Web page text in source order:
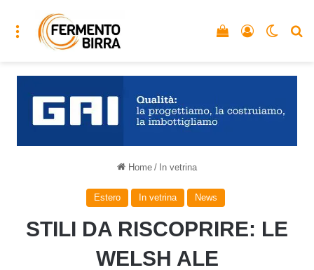
Menu Accedi
Vedi il carrello
Home / In vetrina
Estero In vetrina News
STILI DA RISCOPRIRE: LE
WELSH ALE